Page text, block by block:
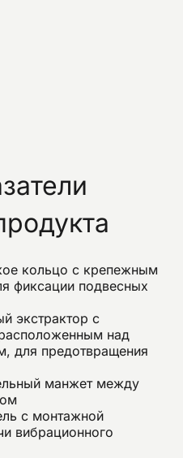
кольцо с крепежным
фиксации подвесных
экстрактор с
над
для предотвращения
манжет между
с монтажной
вибрационного